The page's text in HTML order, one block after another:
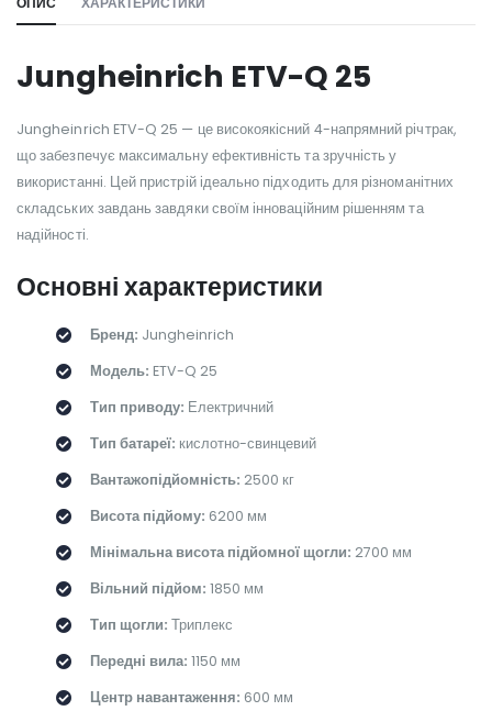
Jungheinrich ETV-Q 25
Jungheinrich ETV-Q 25 — це високоякісний 4-напрямний річтрак,
що забезпечує максимальну ефективність та зручність у
використанні. Цей пристрій ідеально підходить для різноманітних
складських завдань завдяки своїм інноваційним рішенням та
надійності.
Основні характеристики
Бренд: Jungheinrich
Модель: ETV-Q 25
Тип приводу: Електричний
Тип батареї: кислотно-свинцевий
Вантажопідйомність: 2500 кг
Висота підйому: 6200 мм
Мінімальна висота підйомної щогли: 2700 мм
Вільний підйом: 1850 мм
Тип щогли: Триплекс
Передні вила: 1150 мм
Центр навантаження: 600 мм